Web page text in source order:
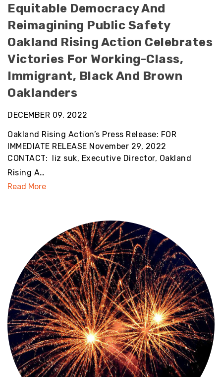
Equitable Democracy And
Reimagining Public Safety
Oakland Rising Action Celebrates
Victories For Working-Class,
Immigrant, Black And Brown
Oaklanders
DECEMBER 09, 2022
Oakland Rising Action’s Press Release: FOR
IMMEDIATE RELEASE November 29, 2022
CONTACT: liz suk, Executive Director, Oakland
Rising A…
Read More